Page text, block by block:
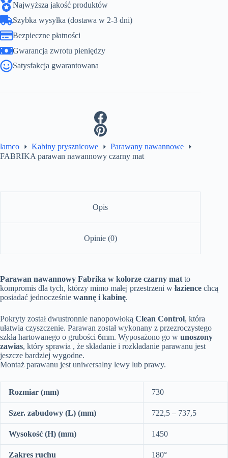
Najwyższa jakość produktów
Szybka wysyłka (dostawa w 2-3 dni)
Bezpieczne płatności
Gwarancja zwrotu pieniędzy
Satysfakcja gwarantowana
lamco Kabiny prysznicowe
Parawany nawannowe
FABRIKA parawan nawannowy czarny mat
Opis
Opinie (0)
Parawan nawannowy Fabrika w kolorze czarny mat to
kompromis dla tych, którzy mimo małej przestrzeni w łazience chcą
posiadać jednocześnie wannę i kabinę.
Pokryty został dwustronnie nanopowłoką Clean Control, która
ułatwia czyszczenie. Parawan został wykonany z przezroczystego
szkła hartowanego o grubości 6mm. Wyposażono go w unoszony
zawias, który sprawia , że składanie i rozkładanie parawanu jest
jeszcze bardziej wygodne.
Montaż parawanu jest uniwersalny lewy lub prawy.
Rozmiar (mm) 730
Szer. zabudowy (L) (mm) 722,5 – 737,5
Wysokość (H) (mm) 1450
Zakres ruchu 180°